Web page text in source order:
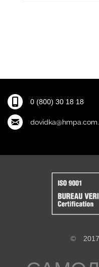
0 (800) 30 18 18
© 2017